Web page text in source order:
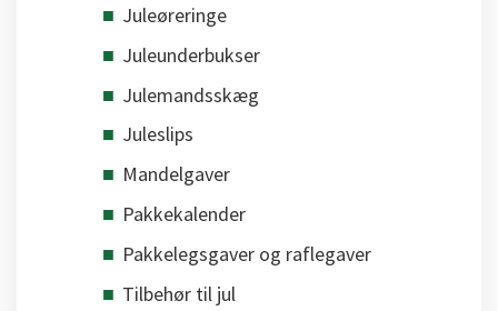
Juleøreringe
Juleunderbukser
Julemandsskæg
Juleslips
Mandelgaver
Pakkekalender
Pakkelegsgaver og raflegaver
Tilbehør til jul